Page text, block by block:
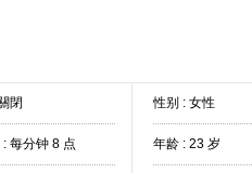
閉
: 每分钟 8 点
性别 : 女性
年龄 : 23 岁